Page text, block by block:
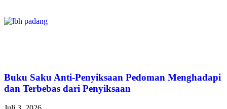
Buku Saku Anti-Penyiksaan Pedoman Menghadapi
dan Terbebas dari Penyiksaan